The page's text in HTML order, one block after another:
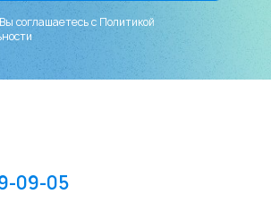
соглашаетесь с Политикой
09-05